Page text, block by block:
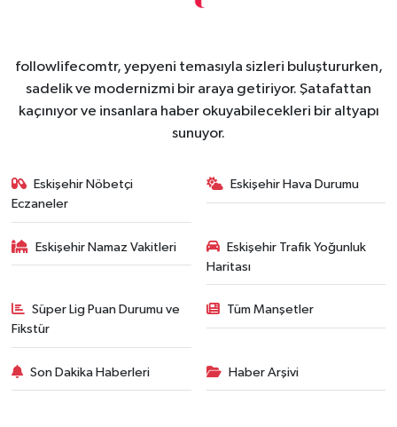
followlifecomtr, yepyeni temasıyla sizleri buluştururken,
sadelik ve modernizmi bir araya getiriyor. Şatafattan
kaçınıyor ve insanlara haber okuyabilecekleri bir altyapı
sunuyor.
Eskişehir Nöbetçi
Eczaneler
Eskişehir Hava Durumu
Eskişehir Namaz Vakitleri
Eskişehir Trafik Yoğunluk
Haritası
Süper Lig Puan Durumu ve
Fikstür
Tüm Manşetler
Son Dakika Haberleri Haber Arşivi